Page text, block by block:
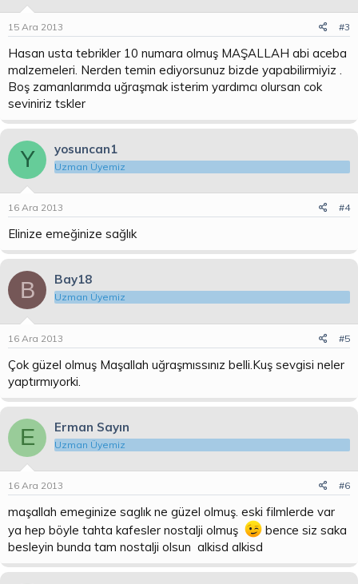
15 Ara 2013 #3
Hasan usta tebrikler 10 numara olmuş MAŞALLAH abi aceba
malzemeleri. Nerden temin ediyorsunuz bizde yapabilirmiyiz .
Boş zamanlarımda uğraşmak isterim yardımcı olursan cok
seviniriz tskler
Y yosuncan1
Uzman Üyemiz
16 Ara 2013 #4
Elinize emeğinize sağlık
B Bay18
Uzman Üyemiz
16 Ara 2013 #5
Çok güzel olmuş Maşallah uğraşmıssınız belli.Kuş sevgisi neler
yaptırmıyorki.
E Erman Sayın
Uzman Üyemiz
16 Ara 2013 #6
maşallah emeginize saglık ne güzel olmuş. eski filmlerde var
ya hep böyle tahta kafesler nostalji olmuş
bence siz saka
besleyin bunda tam nostalji olsun alkisd alkisd